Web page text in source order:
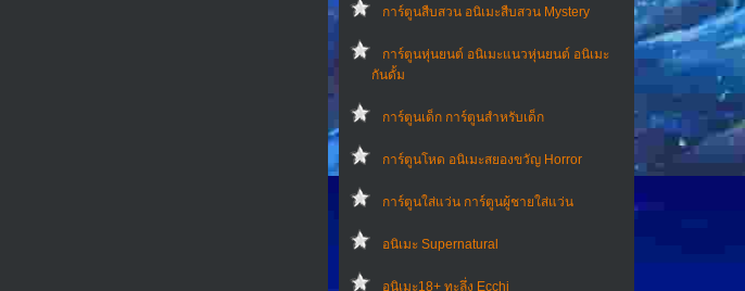
การ์ตูนสืบสวน อนิเมะสืบสวน Mystery
การ์ตูนหุ่นยนต์ อนิเมะแนวหุ่นยนต์ อนิเมะ
กันดั้ม
การ์ตูนเด็ก การ์ตูนสำหรับเด็ก
การ์ตูนโหด อนิเมะสยองขวัญ Horror
การ์ตูนใส่แว่น การ์ตูนผู้ชายใส่แว่น
อนิเมะ Supernatural
อนิเมะ18+ ทะลึ่ง Ecchi